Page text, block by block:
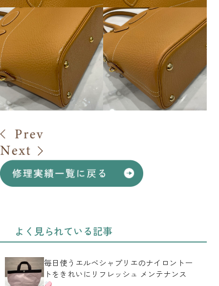
よく見られている記事
毎日使うエルベシャプリエのナイロントー
トをきれいにリフレッシュ メンテナンス